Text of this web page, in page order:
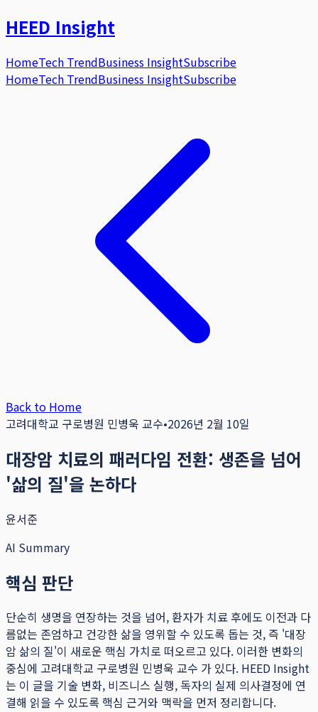
HEED Insight
HomeTech TrendBusiness InsightSubscribe
HomeTech TrendBusiness InsightSubscribe
Back to Home
고려대학교 구로병원 민병욱 교수•2026년 2월 10일
대장암 치료의 패러다임 전환: 생존을 넘어
'삶의 질'을 논하다
윤서준
AI Summary
핵심 판단
단순히 생명을 연장하는 것을 넘어, 환자가 치료 후에도 이전과 다
름없는 존엄하고 건강한 삶을 영위할 수 있도록 돕는 것, 즉 '대장
암 삶의 질'이 새로운 핵심 가치로 떠오르고 있다. 이러한 변화의
중심에 고려대학교 구로병원 민병욱 교수 가 있다. HEED Insight
는 이 글을 기술 변화, 비즈니스 실행, 독자의 실제 의사결정에 연
결해 읽을 수 있도록 핵심 근거와 맥락을 먼저 정리합니다.